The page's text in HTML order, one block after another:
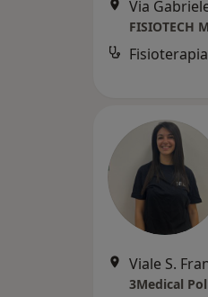
FISIOTECH
Fisioterapia
Viale S.
3Medical